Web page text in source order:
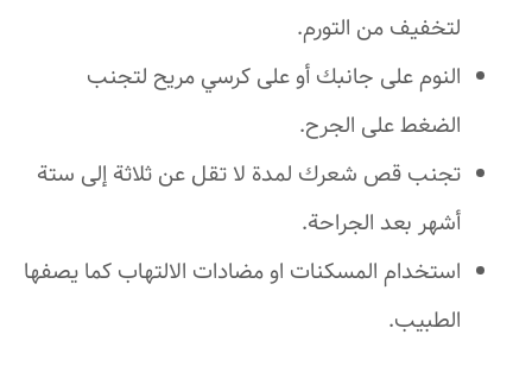
لتخفيف من التورم.
النوم على جانبك أو على كرسي مريح لتجنب
الضغط على الجرح.
تجنب قص شعرك لمدة لا تقل عن ثلاثة إلى ستة
أشهر بعد الجراحة.
استخدام المسكنات او مضادات الالتهاب كما يصفها
الطبيب.